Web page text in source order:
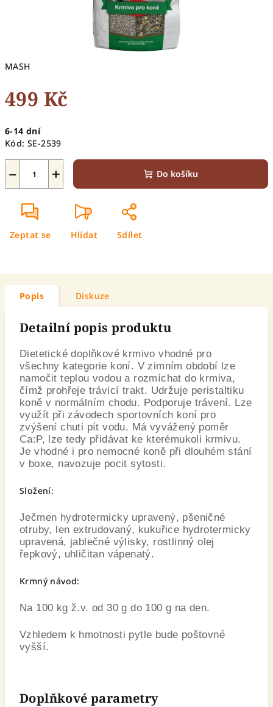
MASH
499 Kč
cena:
6-14 dní
Kód: SE-2539
+
− Do košíku
Zeptat se Hlídat Sdílet
Popis Diskuze
Detailní popis produktu
Dietetické doplňkové krmivo vhodné pro
všechny kategorie koní. V zimním období lze
namočit teplou vodou a rozmíchat do krmiva,
čímž prohřeje trávicí trakt. Udržuje peristaltiku
koně v normálním chodu. Podporuje trávení. Lze
využít při závodech sportovních koní pro
zvýšení chuti pít vodu. Má vyvážený poměr
Ca:P, lze tedy přidávat ke kterémukoli krmivu.
Je vhodné i pro nemocné koně při dlouhém stání
v boxe, navozuje pocit sytosti.
Složení:
Ječmen hydrotermicky upravený, pšeničné
otruby, len extrudovaný, kukuřice hydrotermicky
upravená, jablečné výlisky, rostlinný olej
řepkový, uhličitan vápenatý.
Krmný návod:
Na 100 kg ž.v. od 30 g do 100 g na den.
Vzhledem k hmotnosti pytle bude poštovné
vyšší.
Doplňkové parametry